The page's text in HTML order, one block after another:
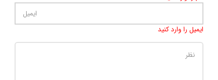
ایمیل را وارد کنید